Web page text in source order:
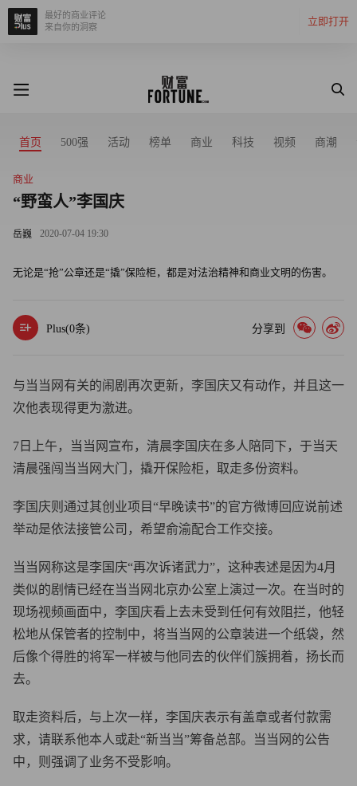
立即打开
最好的商业评论
来自你的洞察
首页 500强 活动 榜单 商业 科技 视频 商潮
商业
“野蛮人”李国庆
岳巍 2020-07-04 19:30
无论是“抢”公章还是“撬”保险柜，都是对法治精神和商业文明的伤害。
Plus(0条) 分享到
与当当网有关的闹剧再次更新，李国庆又有动作，并且这一
次他表现得更为激进。
7日上午，当当网宣布，清晨李国庆在多人陪同下，于当天
清晨强闯当当网大门，撬开保险柜，取走多份资料。
李国庆则通过其创业项目“早晚读书”的官方微博回应说前述
举动是依法接管公司，希望俞渝配合工作交接。
当当网称这是李国庆“再次诉诸武力”，这种表述是因为4月
类似的剧情已经在当当网北京办公室上演过一次。在当时的
现场视频画面中，李国庆看上去未受到任何有效阻拦，他轻
松地从保管者的控制中，将当当网的公章装进一个纸袋，然
后像个得胜的将军一样被与他同去的伙伴们簇拥着，扬长而
去。
取走资料后，与上次一样，李国庆表示有盖章或者付款需
求，请联系他本人或赴“新当当”筹备总部。当当网的公告
中，则强调了业务不受影响。